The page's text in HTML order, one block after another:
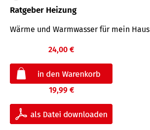
Ratgeber Heizung
Wärme und Warmwasser für mein Haus
24,00 €
19,99 €